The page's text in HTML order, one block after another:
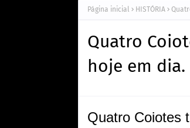
Página inicial HISTÓRIA
Quatro
hoje em dia.
Quatro Coiotes